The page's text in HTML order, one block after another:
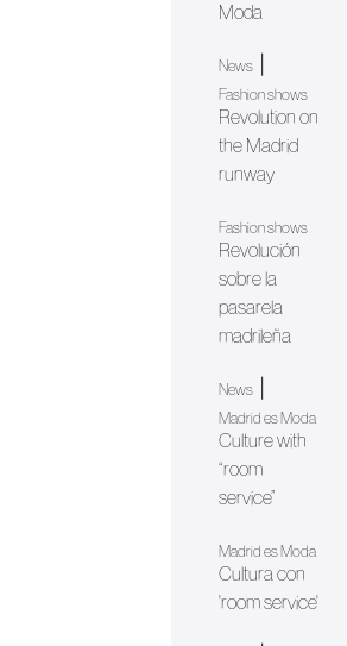
Moda
News
Fashion shows
Revolution on
the Madrid
runway
Fashion shows
Revolución
sobre la
pasarela
madrileña
News
Madrid es Moda
Culture with
“room
service”
Madrid es Moda
Cultura con
'room service'